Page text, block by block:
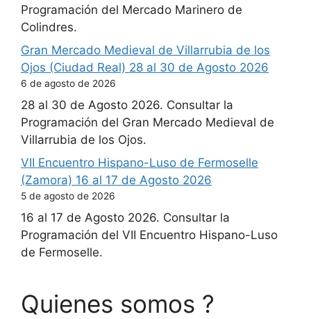
Programación del Mercado Marinero de
Colindres.
Gran Mercado Medieval de Villarrubia de los
Ojos (Ciudad Real) 28 al 30 de Agosto 2026
6 de agosto de 2026
28 al 30 de Agosto 2026. Consultar la
Programación del Gran Mercado Medieval de
Villarrubia de los Ojos.
VII Encuentro Hispano-Luso de Fermoselle
(Zamora) 16 al 17 de Agosto 2026
5 de agosto de 2026
16 al 17 de Agosto 2026. Consultar la
Programación del VII Encuentro Hispano-Luso
de Fermoselle.
Quienes somos ?